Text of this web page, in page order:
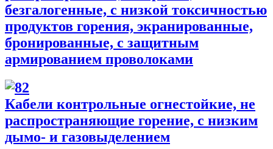
безгалогенные, с низкой токсичностью
продуктов горения, экранированные,
бронированные, с защитным
армированием проволоками
Кабели контрольные огнестойкие, не
распространяющие горение, с низким
дымо- и газовыделением